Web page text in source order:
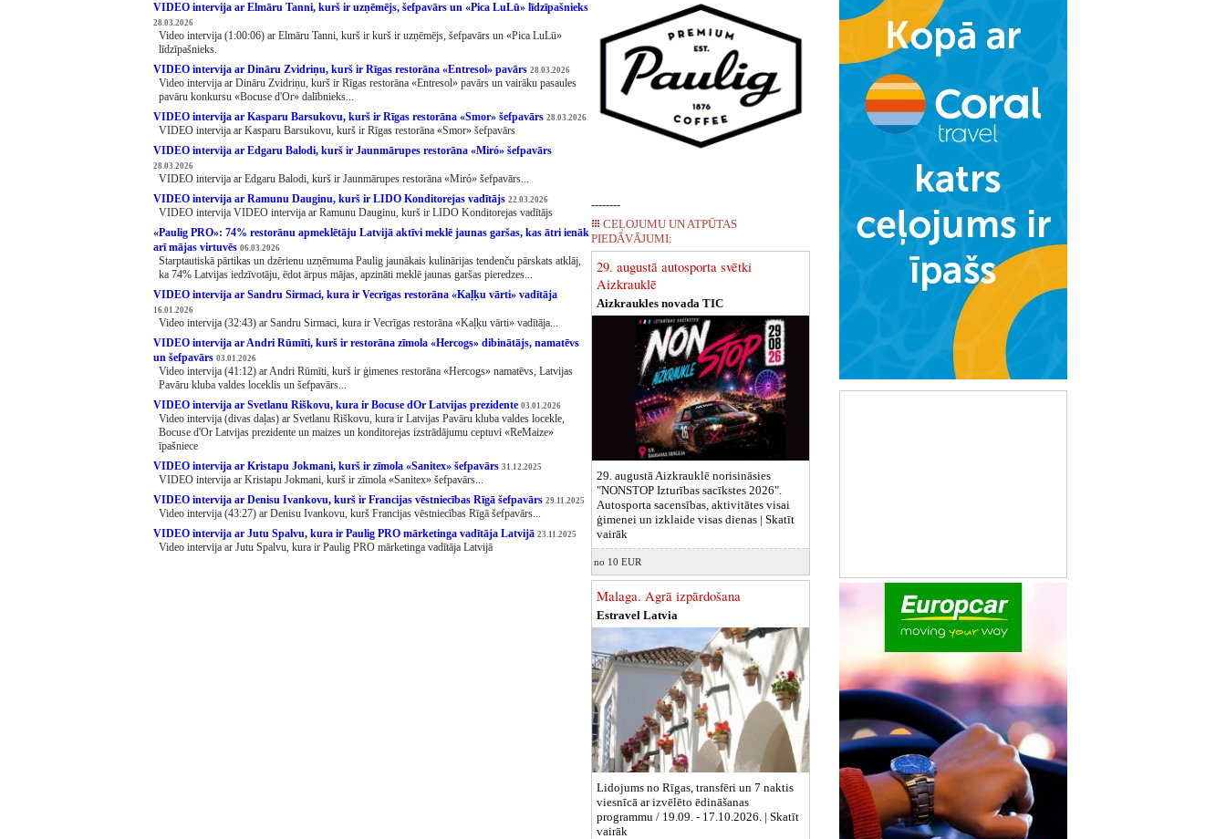
VIDEO intervija ar Elmāru Tanni, kurš ir uzņēmējs, šefpavārs un «Pica LuLū» līdzīpašnieks
28.03.2026
Video intervija (1:00:06) ar Elmāru Tanni, kurš ir kurš ir uzņēmējs, šefpavārs un «Pica LuLū»
līdzīpašnieks.
VIDEO intervija ar Dināru Zvidriņu, kurš ir Rīgas restorāna «Entresol» pavārs 28.03.2026
Video intervija ar Dināru Zvidriņu, kurš ir Rīgas restorāna «Entresol» pavārs un vairāku pasaules
pavāru konkursu «Bocuse d'Or» dalībnieks...
VIDEO intervija ar Kasparu Barsukovu, kurš ir Rīgas restorāna «Smor» šefpavārs 28.03.2026
VIDEO intervija ar Kasparu Barsukovu, kurš ir Rīgas restorāna «Smor» šefpavārs
VIDEO intervija ar Edgaru Balodi, kurš ir Jaunmārupes restorāna «Miró» šefpavārs
28.03.2026
VIDEO intervija ar Edgaru Balodi, kurš ir Jaunmārupes restorāna «Miró» šefpavārs...
VIDEO intervija ar Ramunu Dauginu, kurš ir LIDO Konditorejas vadītājs 22.03.2026
VIDEO intervija VIDEO intervija ar Ramunu Dauginu, kurš ir LIDO Konditorejas vadītājs
«Paulig PRO»: 74% restorānu apmeklētāju Latvijā aktīvi meklē jaunas garšas, kas ātri ienāk
arī mājas virtuvēs 06.03.2026
Starptautiskā pārtikas un dzērienu uzņēmuma Paulig jaunākais kulinārijas tendenču pārskats atklāj,
ka 74% Latvijas iedzīvotāju, ēdot ārpus mājas, apzināti meklē jaunas garšas pieredzes...
VIDEO intervija ar Sandru Sirmaci, kura ir Vecrīgas restorāna «Kaļķu vārti» vadītāja
16.01.2026
Video intervija (32:43) ar Sandru Sirmaci, kura ir Vecrīgas restorāna «Kaļķu vārti» vadītāja...
VIDEO intervija ar Andri Rūmīti, kurš ir restorāna zīmola «Hercogs» dibinātājs, namatēvs
un šefpavārs 03.01.2026
Video intervija (41:12) ar Andri Rūmīti, kurš ir ģimenes restorāna «Hercogs» namatēvs, Latvijas
Pavāru kluba valdes loceklis un šefpavārs...
VIDEO intervija ar Svetlanu Riškovu, kura ir Bocuse dOr Latvijas prezidente 03.01.2026
Video intervija (divas daļas) ar Svetlanu Riškovu, kura ir Latvijas Pavāru kluba valdes locekle,
Bocuse d'Or Latvijas prezidente un maizes un konditorejas izstrādājumu ceptuvi «ReMaize»
īpašniece
VIDEO intervija ar Kristapu Jokmani, kurš ir zīmola «Sanitex» šefpavārs 31.12.2025
VIDEO intervija ar Kristapu Jokmani, kurš ir zīmola «Sanitex» šefpavārs...
VIDEO intervija ar Denisu Ivankovu, kurš ir Francijas vēstniecības Rīgā šefpavārs 29.11.2025
Video intervija (43:27) ar Denisu Ivankovu, kurš Francijas vēstniecības Rīgā šefpavārs...
VIDEO intervija ar Jutu Spalvu, kura ir Paulig PRO mārketinga vadītāja Latvijā 23.11.2025
Video intervija ar Jutu Spalvu, kura ir Paulig PRO mārketinga vadītāja Latvijā
--------
CEĻOJUMU UN ATPŪTAS
PIEDĀVĀJUMI:
29. augustā autosporta svētki
Aizkrauklē
Aizkraukles novada TIC
29. augustā Aizkrauklē norisināsies
"NONSTOP Izturības sacīkstes 2026".
Autosporta sacensības, aktivitātes visai
ģimenei un izklaide visas dienas | Skatīt
vairāk
no 10 EUR
Malaga. Agrā izpārdošana
Estravel Latvia
Lidojums no Rīgas, transfēri un 7 naktis
viesnīcā ar izvēlēto ēdināšanas
programmu / 19.09. - 17.10.2026. | Skatīt
vairāk